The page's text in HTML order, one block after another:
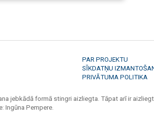
PAR PROJEKTU
SĪKDATŅU
PRIVĀTUMA POLITIKA
jebkādā formā stingri aizliegta. Tāpat arī ir
Ingūna Pempere.